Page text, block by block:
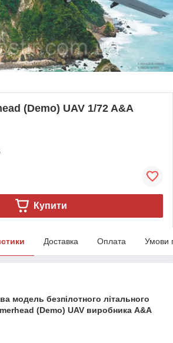
(Demo) UAV 1/72 A&A
Купити
Доставка Оплата Умови
модель безпілотного літального
(Demo) UAV виробника A&A